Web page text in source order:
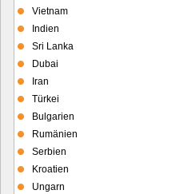
Vietnam
Indien
Sri Lanka
Dubai
Iran
Türkei
Bulgarien
Rumänien
Serbien
Kroatien
Ungarn